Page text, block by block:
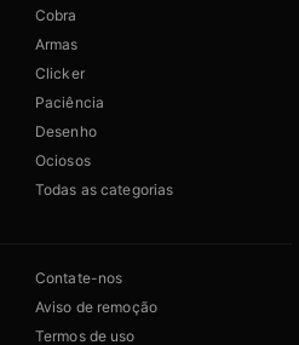
Cobra
Armas
Clicker
Paciência
Desenho
Ociosos
Todas as categorias
Contate-nos
Aviso de remoção
Termos de uso